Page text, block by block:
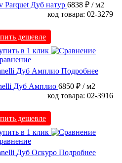
Parquet Дуб натур 6838 ₽ / м2
код товара: 02-3279
дешевле
в 1 клик
Подробнее
Дуб Амплио 6850 ₽ / м2
код товара: 02-3916
дешевле
в 1 клик
Подробнее